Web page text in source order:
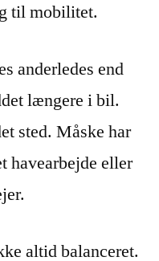
til mobilitet.
anderledes end
længere i bil.
sted. Måske har
havearbejde eller
altid balanceret.